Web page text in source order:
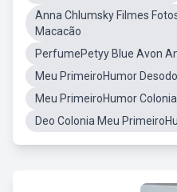
Anna Chlumsky Filmes
Macacão
PerfumePetyy Blue Avon
Meu PrimeiroHumor
Meu PrimeiroHumor
Deo Colonia Meu